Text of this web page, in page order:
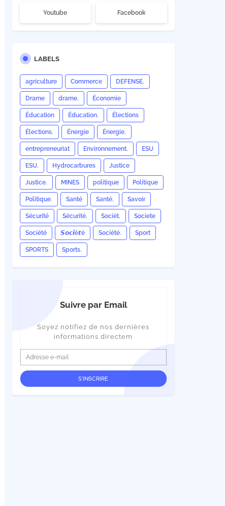
Youtube Facebook
LABELS
agriculture Commerce DEFENSE.
Drame drame. Économie
Éducation Éducation. Élections
Élections. Énergie Énergie.
entrepreneuriat Environnement. ESU
ESU. Hydrocarbures Justice
Justice. MINES politique Politique
Politique. Santé Santé. Savoir
Sécurité Sécurité. Sociét. Societe
Société 𝙎𝙤𝙘𝙞é𝙩é Société. Sport
SPORTS Sports.
Suivre par Email
Soyez notifiez de nos dernières
informations directem